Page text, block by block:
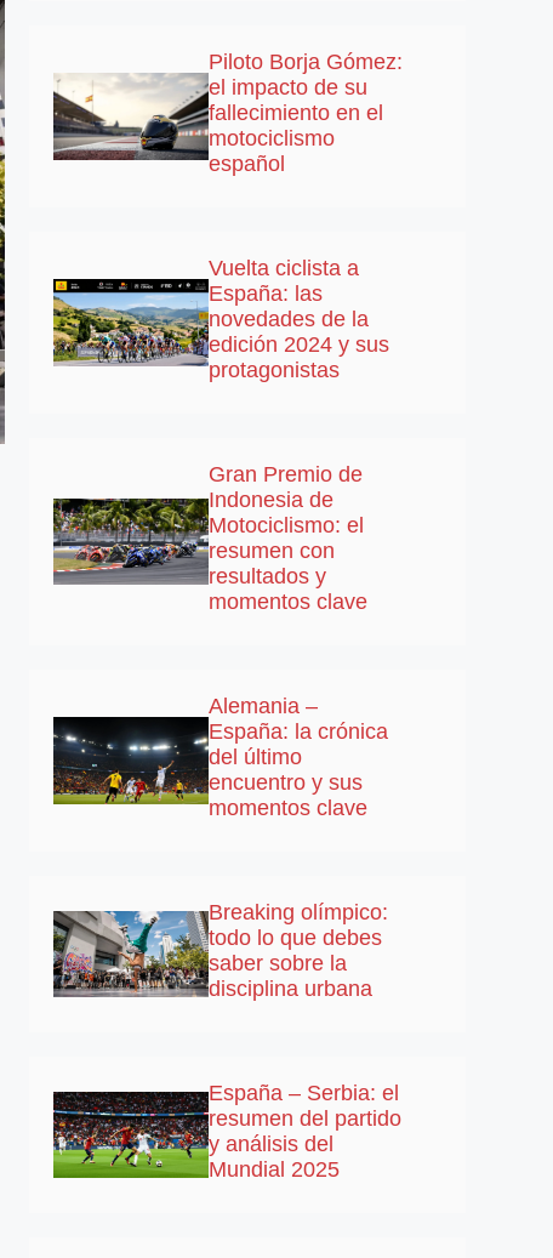
Piloto Borja Gómez:
el impacto de su
fallecimiento en el
motociclismo
español
Vuelta ciclista a
España: las
novedades de la
edición 2024 y sus
protagonistas
Gran Premio de
Indonesia de
Motociclismo: el
resumen con
resultados y
momentos clave
Alemania –
España: la crónica
del último
encuentro y sus
momentos clave
Breaking olímpico:
todo lo que debes
saber sobre la
disciplina urbana
España – Serbia: el
resumen del partido
y análisis del
Mundial 2025